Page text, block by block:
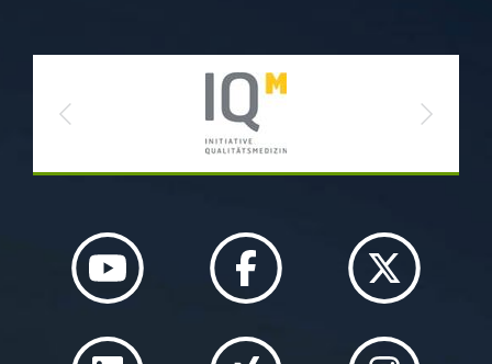
Previous Next